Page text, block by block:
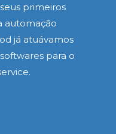
primeiros
automação
já atuávamos
para o